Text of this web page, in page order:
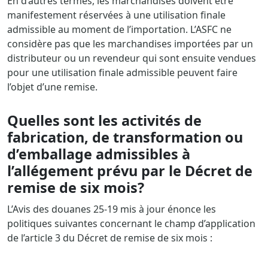
manifestement réservées à une utilisation finale
admissible au moment de l’importation. L’ASFC ne
considère pas que les marchandises importées par un
distributeur ou un revendeur qui sont ensuite vendues
pour une utilisation finale admissible peuvent faire
l’objet d’une remise.
Quelles sont les activités de
fabrication, de transformation ou
d’emballage admissibles à
l’allégement prévu par le Décret de
remise de six mois?
L’Avis des douanes 25-19 mis à jour énonce les
politiques suivantes concernant le champ d’application
de l’article 3 du Décret de remise de six mois :